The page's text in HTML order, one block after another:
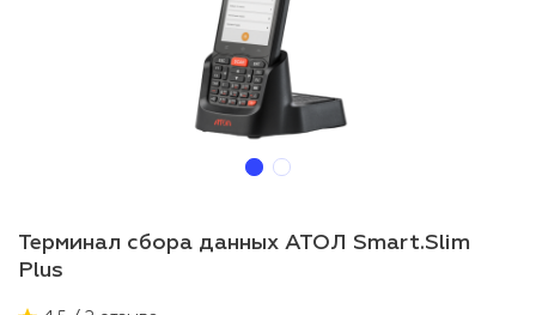
Терминал сбора данных АТОЛ Smart.Slim
Plus